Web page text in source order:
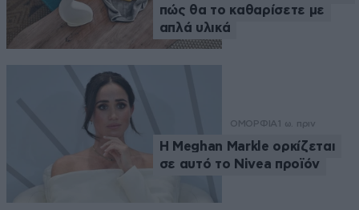
πώς θα το καθαρίσετε με
απλά υλικά
ΟΜΟΡΦΙΑ 1 ω. πριν
Η Meghan Markle ορκίζεται
σε αυτό το Nivea προϊόν